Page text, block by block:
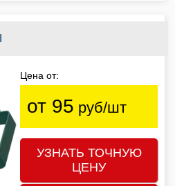
Цена от:
от 95 руб/шт
УЗНАТЬ ТОЧНУЮ
ЦЕНУ